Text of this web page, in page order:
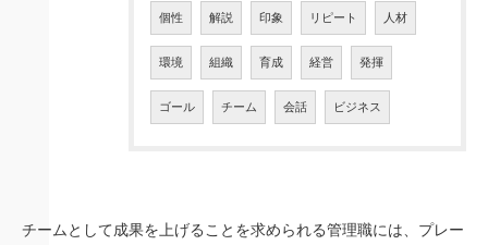
個性 解説 印象 リピート 人材
環境 組織 育成 経営 発揮
ゴール チーム 会話 ビジネス
チームとして成果を上げることを求められる管理職には、プレー